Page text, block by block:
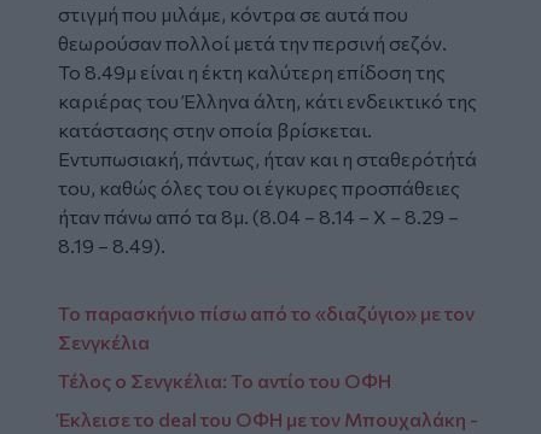
στιγμή που μιλάμε, κόντρα σε αυτά που
θεωρούσαν πολλοί μετά την περσινή σεζόν.
Το 8.49μ είναι η έκτη καλύτερη επίδοση της
καριέρας του Έλληνα άλτη, κάτι ενδεικτικό της
κατάστασης στην οποία βρίσκεται.
Εντυπωσιακή, πάντως, ήταν και η σταθερότήτά
του, καθώς όλες του οι έγκυρες προσπάθειες
ήταν πάνω από τα 8μ. (8.04 – 8.14 – Χ – 8.29 –
8.19 – 8.49).
Το παρασκήνιο πίσω από το «διαζύγιο» με τον
Σενγκέλια
Τέλος ο Σενγκέλια: Το αντίο του ΟΦΗ
Έκλεισε το deal του ΟΦΗ με τον Μπουχαλάκη -